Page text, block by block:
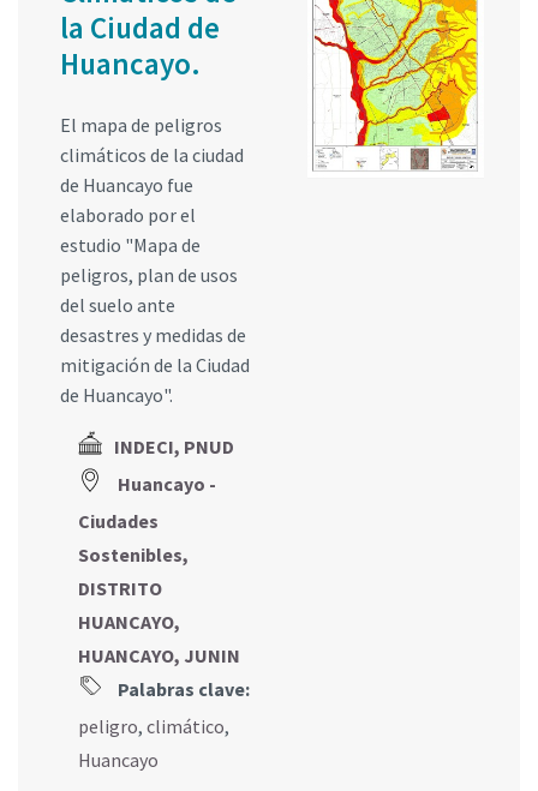
la Ciudad de
Huancayo.
El mapa de peligros
climáticos de la ciudad
de Huancayo fue
elaborado por el
estudio "Mapa de
peligros, plan de usos
del suelo ante
desastres y medidas de
mitigación de la Ciudad
de Huancayo".
INDECI, PNUD
Huancayo -
Ciudades
Sostenibles,
DISTRITO
HUANCAYO,
HUANCAYO, JUNIN
Palabras clave:
peligro, climático,
Huancayo